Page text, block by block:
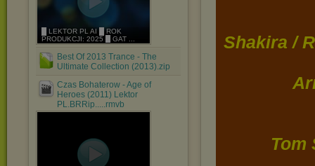
█ LEKTOR PL AI █ ROK
PRODUKCJI: 2025 █ GAT ...
Best Of 2013 Trance - The
Ultimate Collection (2013).zip
Czas Bohaterow - Age of
Heroes (2011) Lektor
PL.BRRip.....rmvb
Shakira /
Tom